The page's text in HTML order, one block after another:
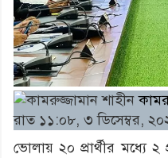
রাত ১১:০৮, ৩ ডিসেম্বর,
ভোলায় ২০ প্রার্থীর মধ্যে